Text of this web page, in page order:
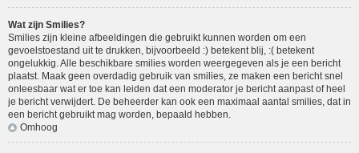
Wat zijn Smilies?
Smilies zijn kleine afbeeldingen die gebruikt kunnen worden om een
gevoelstoestand uit te drukken, bijvoorbeeld :) betekent blij, :( betekent
ongelukkig. Alle beschikbare smilies worden weergegeven als je een bericht
plaatst. Maak geen overdadig gebruik van smilies, ze maken een bericht snel
onleesbaar wat er toe kan leiden dat een moderator je bericht aanpast of heel
je bericht verwijdert. De beheerder kan ook een maximaal aantal smilies, dat in
een bericht gebruikt mag worden, bepaald hebben.
Omhoog